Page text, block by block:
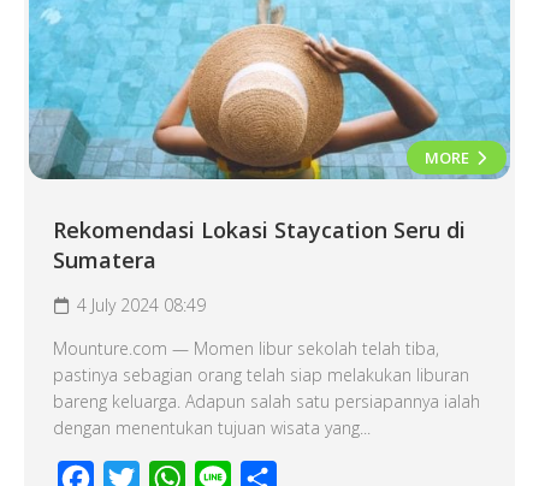
MORE
Rekomendasi Lokasi Staycation Seru di
Sumatera
4 July 2024 08:49
Mounture.com — Momen libur sekolah telah tiba,
pastinya sebagian orang telah siap melakukan liburan
bareng keluarga. Adapun salah satu persiapannya ialah
dengan menentukan tujuan wisata yang...
Facebook
Twitter WhatsApp
Line